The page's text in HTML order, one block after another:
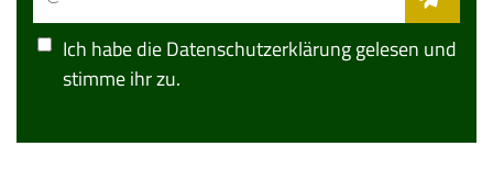
Ich habe dieDatenschutzerklärunggelesen und
stimme ihr zu.